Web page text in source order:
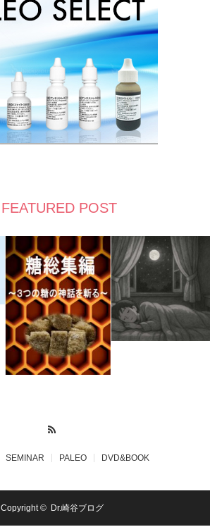
FEATURED POST
SEMINAR PALEO DVD&BOOK
Copyright © Dr.崎谷ブログ